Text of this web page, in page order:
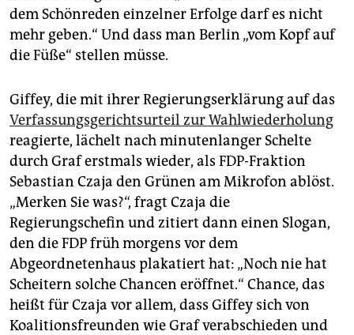
dem Schönreden einzelner Erfolge darf es nicht
mehr geben.“ Und dass man Berlin „vom Kopf auf
die Füße“ stellen müsse.
Giffey, die mit ihrer Regierungserklärung auf das
Verfassungsgerichtsurteil zur Wahlwiederholung
reagierte, lächelt nach minutenlanger Schelte
durch Graf erstmals wieder, als FDP-Fraktion
Sebastian Czaja den Grünen am Mikrofon ablöst.
„Merken Sie was?“, fragt Czaja die
Regierungschefin und zitiert dann einen Slogan,
den die FDP früh morgens vor dem
Abgeordnetenhaus plakatiert hat: „Noch nie hat
Scheitern solche Chancen eröffnet.“ Chance, das
heißt für Czaja vor allem, dass Giffey sich von
Koalitionsfreunden wie Graf verabschieden und